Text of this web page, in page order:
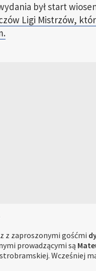
był start
Ligi Mistrzów,
z zaproszonymi gośćmi
prowadzącymi są
Wcześniej